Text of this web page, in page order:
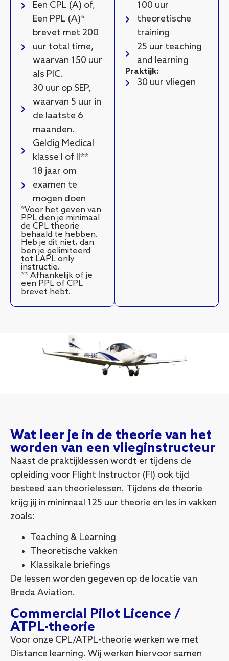
Een CPL (A) of,
Een PPL (A)*
brevet met 200
uur total time,
waarvan 150 uur
als PIC.
30 uur op SEP,
waarvan 5 uur in
de laatste 6
maanden.
Geldig Medical
klasse I of II**
18 jaar om
examen te
mogen doen
*Voor het geven van
PPL dien je minimaal
de CPL theorie
behaald te hebben.
Heb je dit niet, dan
ben je gelimiteerd
tot LAPL only
instructie.
** Afhankelijk of je
een PPL of CPL
brevet hebt.
100 uur
theoretische
training
25 uur teaching
and learning
Praktijk:
30 uur vliegen
Wat leer je in de theorie van het
worden van een vlieginstructeur
Naast de praktijklessen wordt er tijdens de
opleiding voor Flight Instructor (FI) ook tijd
besteed aan theorielessen. Tijdens de theorie
krijg jij in minimaal 125 uur theorie en les in vakken
zoals:
Teaching & Learning
Theoretische vakken
Klassikale briefings
De lessen worden gegeven op de locatie van
Breda Aviation.
Commercial Pilot Licence /
ATPL-theorie
Voor onze CPL/ATPL-theorie werken we met
Distance learning. Wij werken hiervoor samen